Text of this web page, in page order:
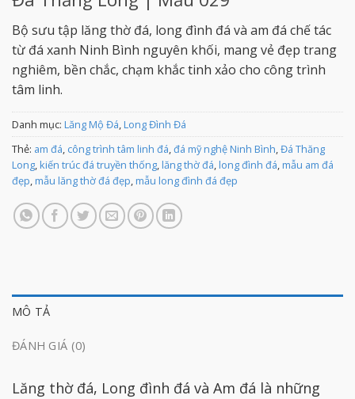
Bộ sưu tập lăng thờ đá, long đình đá và am đá chế tác
từ đá xanh Ninh Bình nguyên khối, mang vẻ đẹp trang
nghiêm, bền chắc, chạm khắc tinh xảo cho công trình
tâm linh.
Danh mục: Lăng Mộ Đá,Long Đình Đá
Thẻ: am đá, công trình tâm linh đá,đá mỹ nghệ Ninh Bình,Đá Thăng
Long,kiến trúc đá truyền thống,lăng thờ đá,long đình đá,mẫu am đá
đẹp,mẫu lăng thờ đá đẹp,mẫu long đình đá đẹp
MÔ TẢ
ĐÁNH GIÁ (0)
Lăng thờ đá, Long đình đá và Am đá là những